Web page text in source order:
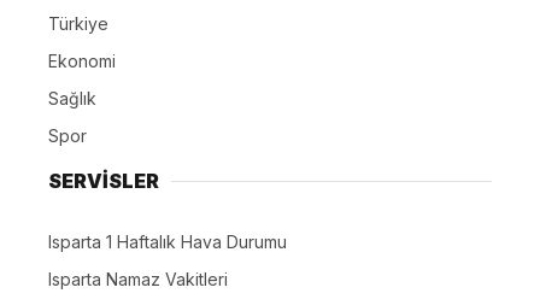
Türkiye
Ekonomi
Sağlık
Spor
SERVİSLER
Isparta 1 Haftalık Hava Durumu
Isparta Namaz Vakitleri